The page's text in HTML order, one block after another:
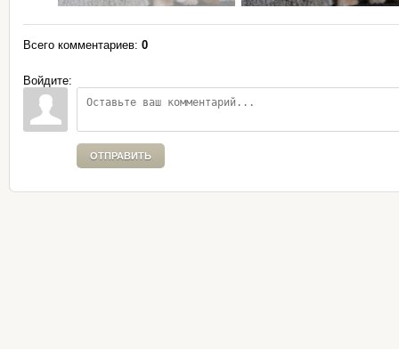
Всего комментариев: 0
Войдите:
ОТПРАВИТЬ